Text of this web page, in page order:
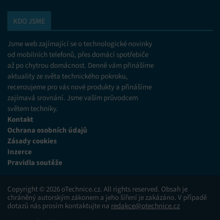
voleb ochrany osobních údajů.
KDO JSME
Jsme web zajímající se o technologické novinky
od mobilních telefonů, přes domácí spotřebiče
až po chytrou domácnost. Denně vám přinášíme
aktuality ze světa technického pokroku,
recenzujeme pro vás nové produkty a přinášíme
zajímavá srovnání. Jsme vaším průvodcem
světem techniky.
Kontakt
Ochrana osobních údajů
Zásady cookies
Inzerce
Pravidla soutěže
Copyright © 2026 oTechnice.cz. All rights reserved. Obsah je
chráněný autorským zákonem a jeho šíření je zakázáno. V případě
dotazů nás prosím kontaktujte na redakce@otechnice.cz